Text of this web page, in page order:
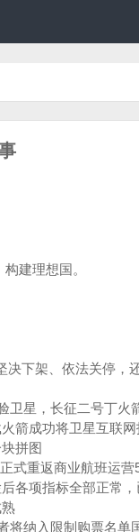
建理想国。
决下架、依法关停，
卫星，长征二号丁火
箭成功将卫星互联
拼图
式重返商业航班运
各项指标全部正常
将纳入限制购票名单